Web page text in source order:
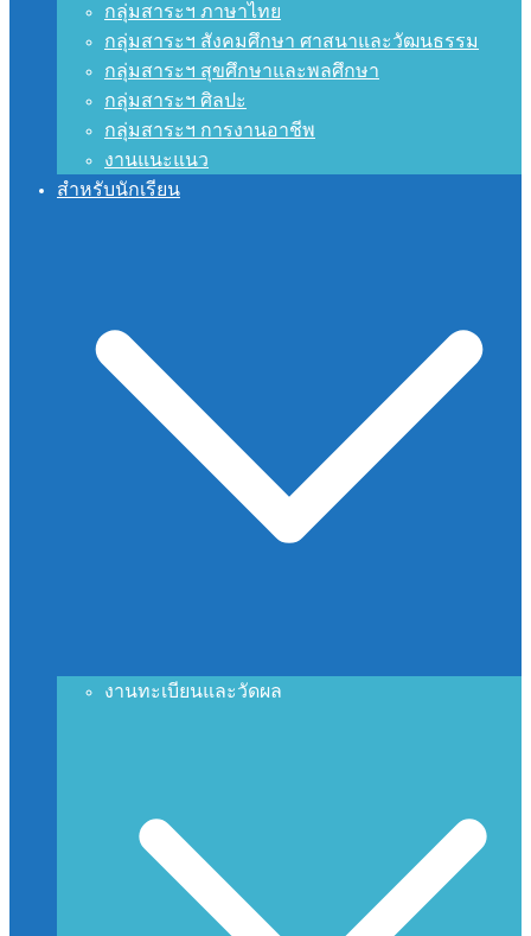
กลุ่มสาระฯ ภาษาไทย
กลุ่มสาระฯ สังคมศึกษา ศาสนาและวัฒนธรรม
กลุ่มสาระฯ สุขศึกษาและพลศึกษา
กลุ่มสาระฯ ศิลปะ
กลุ่มสาระฯ การงานอาชีพ
งานแนะแนว
สำหรับนักเรียน
งานทะเบียนและวัดผล